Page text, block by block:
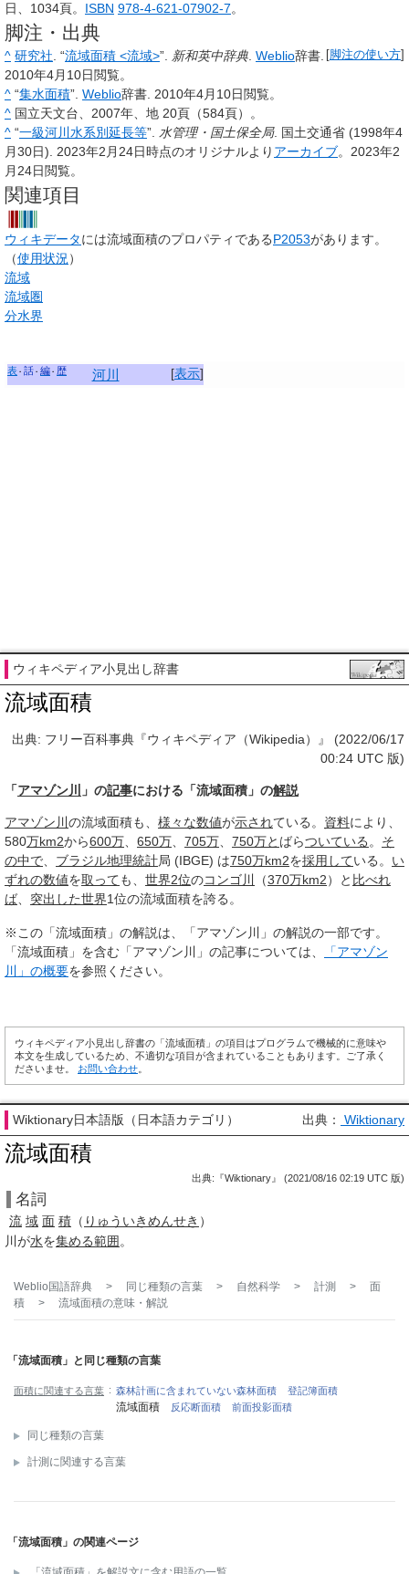
日、1034頁。 ISBN 978-4-621-07902-7。
脚注・出典
[脚注の使い方]
^ 研究社 . “流域面積 <流域>”. 新和英中辞典 Weblio辞書.
2010年4月10日閲覧。
^ “集水面積”. Weblio辞書. 2010年4月10日閲覧。
^ 国立天文台、2007年、地 20頁（584頁）。
^ “一級河川水系別延長等”. 水管理・国土保全局. 国土交通省 (1998年4
月30日). 2023年2月24日時点のオリジナルより アーカイブ。2023年2
月24日閲覧。
関連項目
ウィキデータには流域面積のプロパティであるP2053があります。
（使用状況 ）
流域
流域圏
分水界
[表示]
表 話 編 歴 河川
ウィキペディア小見出し辞書
流域面積
出典: フリー百科事典『ウィキペディア（Wikipedia）』 (2022/06/17
00:24 UTC 版)
「アマゾン川 」の記事における「流域面積」の解説
アマゾン川 の流域面積も、 様々な数値が示されている。 資料により、
580万km2から600万、 650万、 705万、 750万と ばらついている。 そ
の中で、 ブラジル地理統計局 (IBGE) は750万km2を採用している。 い
ずれの数値を取っても、 世界2位のコンゴ川 （370万km2）と 比べれ
ば、 突出した世界1位の流域面積を誇る。
※この「流域面積」の解説は、「アマゾン川」の解説の一部です。
「流域面積」を含む「アマゾン川」の記事については、
「アマゾン
川」の概要を参照ください。
ウィキペディア小見出し辞書の「流域面積」の項目はプログラムで機械的に意味や
本文を生成しているため、不適切な項目が含まれていることもあります。ご了承く
ださいませ。 お問い合わせ
Wiktionary日本語版（日本語カテゴリ） 出典： Wiktionary
流域面積
出典:『Wiktionary』 (2021/08/16 02:19 UTC 版)
名詞
流 域 面 積 （ りゅういきめんせき ）
川が水を集める範囲。
Weblio国語辞典 > 同じ種類の言葉 > 自然科学 > 計測 >
面
積
> 流域面積の意味・解説
「流域面積」と同じ種類の言葉
面積に関連する言葉 森林計画に含まれていない森林面積 登記簿面積
流域面積 反応断面積 前面投影面積
同じ種類の言葉
計測に関連する言葉
「流域面積」の関連ページ